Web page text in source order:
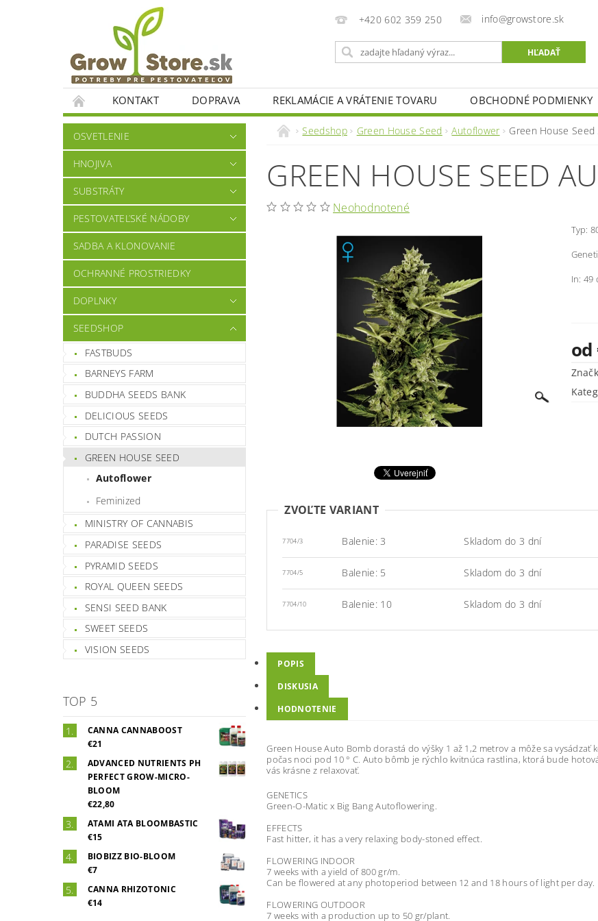
+420 602 359 250 info@growstore.sk
KONTAKT DOPRAVA REKLAMÁCIE A VRÁTENIE TOVARU OBCHODNÉ PODMIENKY
OSVETLENIE
HNOJIVA
SUBSTRÁTY
PESTOVATEĽSKÉ NÁDOBY
SADBA A KLONOVANIE
OCHRANNÉ PROSTRIEDKY
DOPLNKY
SEEDSHOP
FASTBUDS
BARNEYS FARM
BUDDHA SEEDS BANK
DELICIOUS SEEDS
DUTCH PASSION
GREEN HOUSE SEED
Autoflower
Feminized
MINISTRY OF CANNABIS
PARADISE SEEDS
PYRAMID SEEDS
ROYAL QUEEN SEEDS
SENSI SEED BANK
SWEET SEEDS
VISION SEEDS
TOP 5
CANNA CANNABOOST
€21
ADVANCED NUTRIENTS PH
PERFECT GROW-MICRO-
BLOOM
€22,80
ATAMI ATA BLOOMBASTIC
€15
BIOBIZZ BIO-BLOOM
€7
CANNA RHIZOTONIC
€14
Seedshop Green House Seed Autoflower Green House
GREEN HOUSE SEED
Neohodnotené
Typ:
In: 49
od
ZVOĽTE VARIANT
7704/3 Balenie: 3 Skladom do 3 dní
7704/5 Balenie: 5 Skladom do 3 dní
7704/10 Balenie: 10 Skladom do 3 dní
POPIS
DISKUSIA
HODNOTENIE
Green House Auto Bomb dorastá do výšky 1 až 1,2 metrov a môže sa
počas noci pod 10 ° C. Auto bômb je rýchlo kvitnúca rastlina, ktorá bude
vás krásne z relaxovať.
GENETICS
Green-O-Matic x Big Bang Autoflowering.
EFFECTS
Fast hitter, it has a very relaxing body-stoned effect.
FLOWERING INDOOR
7 weeks with a yield of 800 gr/m.
Can be flowered at any photoperiod between 12 and 18 hours of light per day.
FLOWERING OUTDOOR
7 weeks with a production up to 50 gr/plant.